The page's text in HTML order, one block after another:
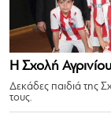
Η Σχολή
Δεκάδες παιδιά της
τους.